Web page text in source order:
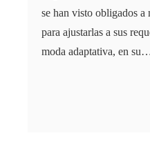
se han visto obligados a
para ajustarlas a sus
moda adaptativa, en